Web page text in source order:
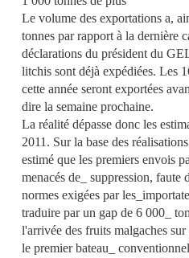
Le volume des exportations a,
tonnes par rapport à la dernière
déclarations du président du
litchis sont déjà expédiées. Les
cette année seront exportées
dire la semaine prochaine.
La réalité dépasse donc les
2011. Sur la base des
estimé que les premiers envois
menacés de_ suppression, faute
normes exigées par
traduire par un gap de 6 000_
l'arrivée des fruits malgaches
le premier bateau_